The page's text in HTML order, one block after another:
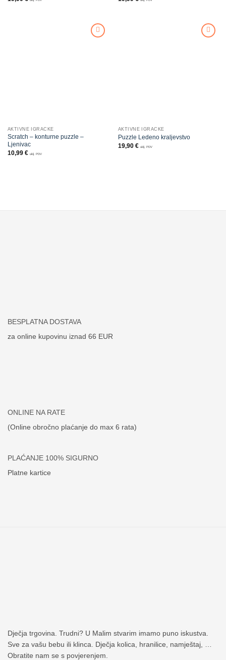
AKTIVNE IGRAČKE
Scratch – konturne puzzle –
Ljenivac
10,99 € uklj. PDV
AKTIVNE IGRAČKE
Puzzle Ledeno kraljevstvo
19,90 € uklj. PDV
BESPLATNA DOSTAVA
za online kupovinu iznad 66 EUR
ONLINE NA RATE
(Online obročno plaćanje do max 6 rata)
PLAĆANJE 100% SIGURNO
Platne kartice
Dječja trgovina. Trudni? U Malim stvarim imamo puno iskustva.
Sve za vašu bebu ili klinca. Dječja kolica, hranilice, namještaj, …
Obratite nam se s povjerenjem.